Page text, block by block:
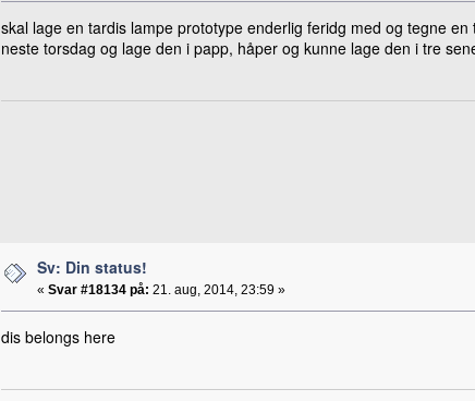
skal lage en tardis lampe prototype enderlig feridg med og tegne
neste torsdag og lage den i papp, håper og kunne lage den i tre
Sv: Din status!
« Svar #18134 på: 21. aug, 2014, 23:59 »
dis belongs here